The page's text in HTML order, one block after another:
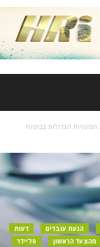
ככה תצילו את הארגון מ-5 הטעויות הגדולות בביטוח
הנעת עובדים
דעות
מהצעד הראשון
סליידר